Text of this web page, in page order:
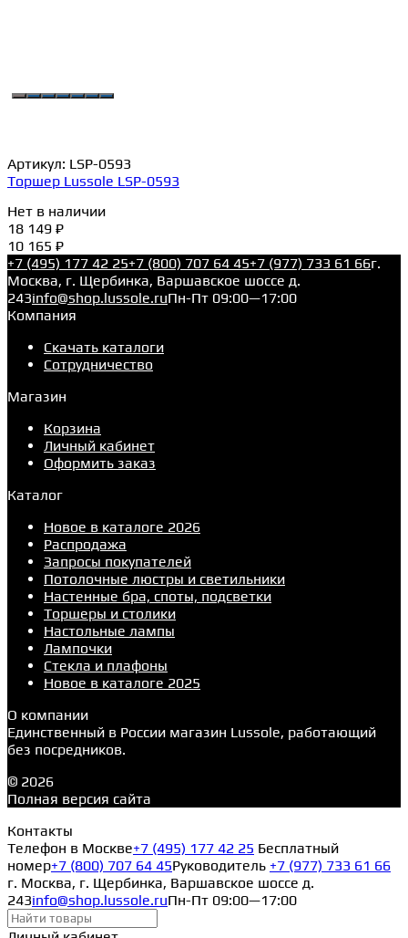
Артикул: LSP-0593
Торшер Lussole LSP-0593
Нет в наличии
18 149 ₽
10 165 ₽
+7 (495) 177 42 25+7 (800) 707 64 45+7 (977) 733 61 66г.
Москва, г. Щербинка, Варшавское шоссе д.
243info@shop.lussole.ruПн-Пт 09:00—17:00
Компания
Скачать каталоги
Сотрудничество
Магазин
Корзина
Личный кабинет
Оформить заказ
Каталог
Новое в каталоге 2026
Распродажа
Запросы покупателей
Потолочные люстры и светильники
Настенные бра, споты, подсветки
Торшеры и столики
Настольные лампы
Лампочки
Стекла и плафоны
Новое в каталоге 2025
О компании
Единственный в России магазин Lussole, работающий
без посредников.
© 2026
Полная версия сайта
Контакты
Телефон в Москве+7 (495) 177 42 25 Бесплатный
номер+7 (800) 707 64 45Руководитель +7 (977) 733 61 66
г. Москва, г. Щербинка, Варшавское шоссе д.
243info@shop.lussole.ruПн-Пт 09:00—17:00